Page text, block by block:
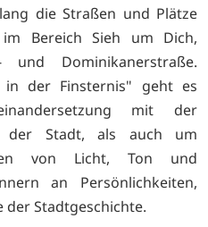
die Straßen und Plätze
Bereich Sieh um Dich,
und Dominikanerstraße.
der Finsternis" geht es
mit der
der Stadt, als auch um
von Licht, Ton und
an Persönlichkeiten,
der Stadtgeschichte.